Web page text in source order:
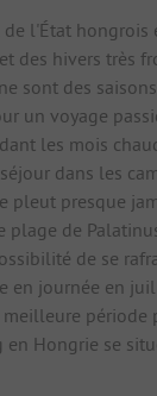
l'État hongrois
des hivers très
sont des
un voyage
les mois
dans les
pleut presque
plage de
de se
en journée en
meilleure période
en Hongrie se